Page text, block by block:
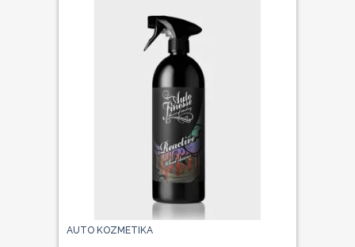
AUTO KOZMETIKA